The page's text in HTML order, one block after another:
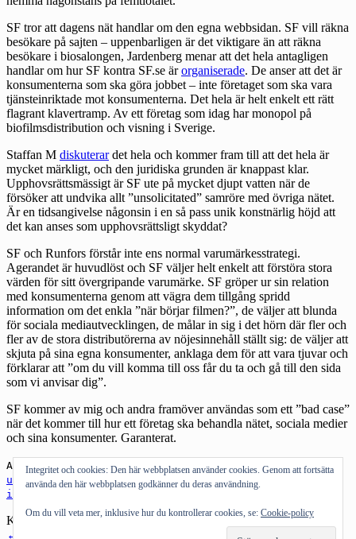
SF tror att dagens nät handlar om den egna webbsidan. SF vill räkna
besökare på sajten – uppenbarligen är det viktigare än att räkna
besökare i biosalongen, Jardenberg menar att det hela antagligen
handlar om hur SF kontra SF.se ärorganiserade. De anser att det är
konsumenterna som ska göra jobbet– inte företaget som ska vara
tjänsteinriktade mot konsumenterna. Det hela är helt enkelt ett rätt
flagrant klavertramp. Av ett företag som idag har monopol på
biofilmsdistribution och visning i Sverige.
Staffan M diskuterardet hela och kommer fram till att det hela är
mycket märkligt, och den juridiska grunden är knappast klar.
Upphovsrättsmässigt är SF ute på mycket djupt vatten när de
försöker att undvika allt ”unsolicitated” samröre med övriga nätet.
Är en tidsangivelse någonsin i en så pass unik konstnärlig höjd att
det kan anses som upphovsrättsligt skyddat?
SF och Runfors förstår inte ens normal varumärkesstrategi.
Agerandet är huvudlöst och SF väljer helt enkelt att förstöra stora
värden för sitt övergripande varumärke. SF gröper ur sin relation
med konsumenterna genom att vägra dem tillgång spridd
information om det enkla ”när börjar filmen?”, de väljer att blunda
för sociala mediautvecklingen, de målar in sig i det hörn där fler och
fler av de stora distributörerna av nöjesinnehåll ställt sig: de väljer att
skjuta på sina egna konsumenter, anklaga dem för att vara tjuvaroch
förklarar att ”om du vill komma till oss får du ta och gå till den sida
som vi anvisar dig”.
SF kommer av mig och andra framöver användas som ett ”bad case”
när det kommer till hur ett företag ska behandla nätet, sociala medier
och sina konsumenter. Garanterat.
Andra bloggar om:SF, sf.se, sociala medier,
utveckling,konsument,varumärke,princip
information
Kategorier:Allmänt tyckande ,Medier
←
Integritet och cookies: Den här webbplatsen använder cookies. Genom att fortsätta
använda den här webbplatsen godkänner du deras användning.
Om du vill veta mer, inklusive hur du kontrollerar cookies, se: Cookie-policy